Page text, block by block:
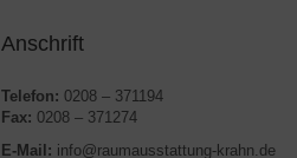
Anschrift
Telefon: 0208 – 371194
Fax: 0208 – 371274
E-Mail: info@raumausstattung-krahn.de